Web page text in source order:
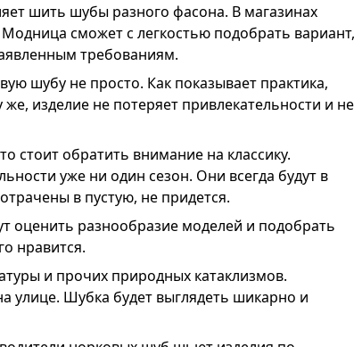
шить шубы разного фасона. В магазинах
сможет с легкостью подобрать вариант,
требованиям.
шубу не просто. Как показывает практика,
изделие не потеряет привлекательности и не
стоит обратить внимание на классику.
уже ни один сезон. Они всегда будут в
в пустую, не придется.
оценить разнообразие моделей и подобрать
нравится.
и прочих природных катаклизмов.
улице. Шубка будет выглядеть шикарно и